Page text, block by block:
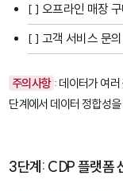
[ ] 오프라인 매장 구
[ ] 고객 서비스 문
주의사항 : 데이터가 여
단계에서 데이터 정합성을
3단계: CDP 플랫폼